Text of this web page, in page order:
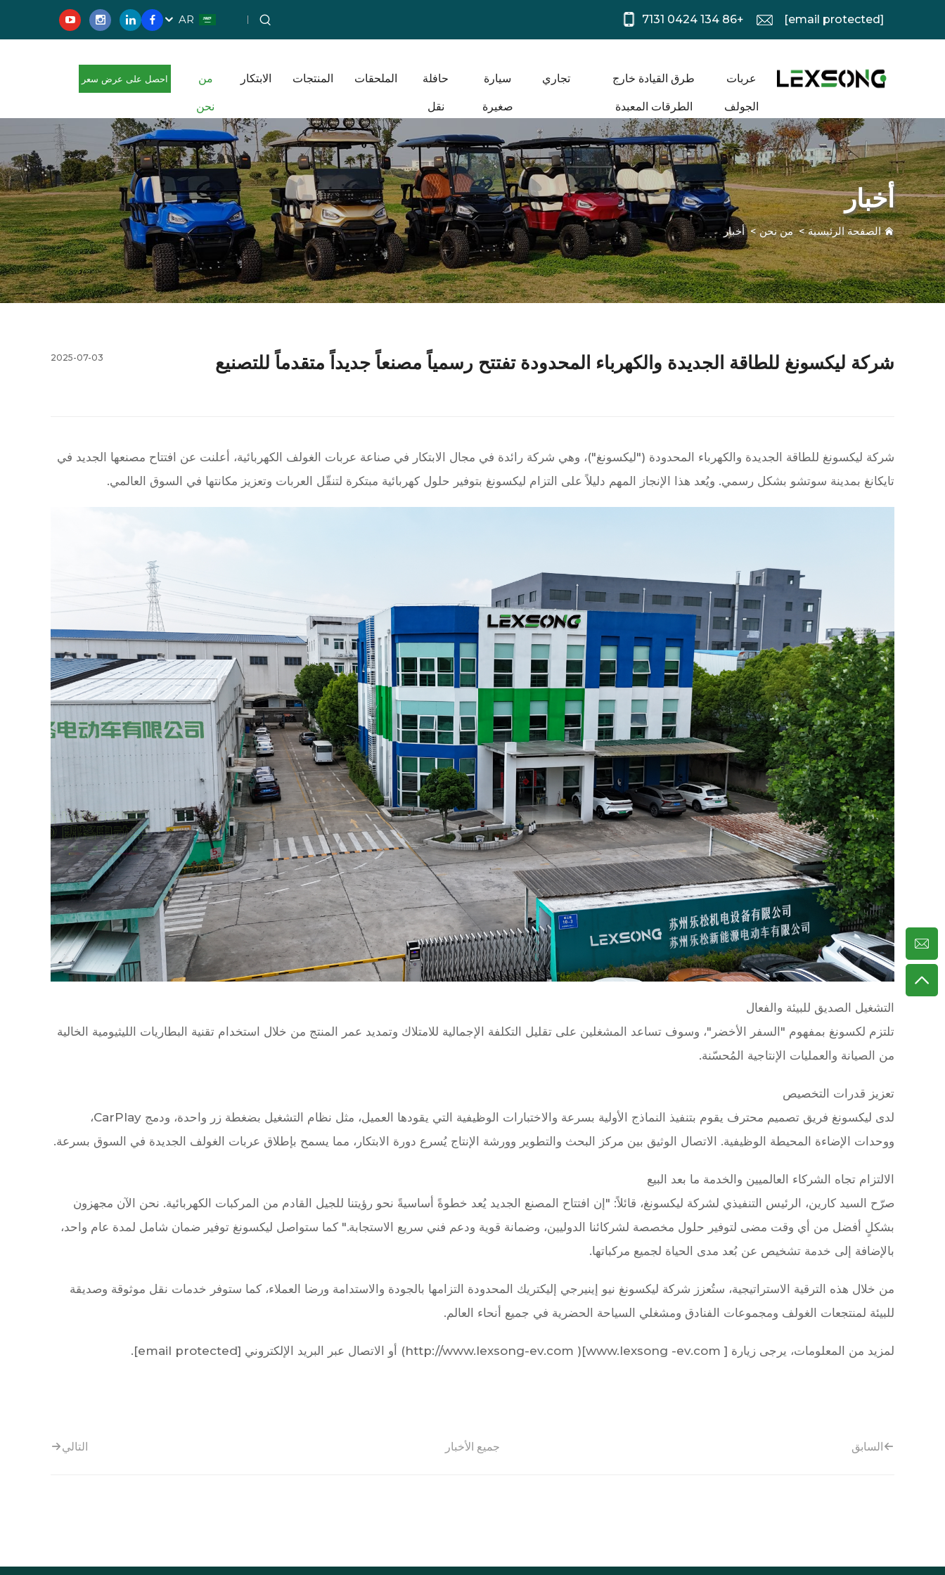
[email protected]
+86 134 0424 7131
AR
عربات
الجولف
طرق القيادة خارج
الطرقات المعبدة
تجاري سيارة
صغيرة
حافلة
نقل
الملحقات المنتجات الابتكار من
نحن
احصل على عرض سعر
أخبار
الصفحة الرئيسية>من نحن>أخبار
شركة ليكسونغ للطاقة الجديدة والكهرباء المحدودة تفتتح رسمياً مصنعاً جديداً متقدماً للتصنيع 2025-07-03
شركة ليكسونغ للطاقة الجديدة والكهرباء المحدودة ("ليكسونغ")، وهي شركة رائدة في مجال الابتكار في صناعة عربات الغولف الكهربائية، أعلنت عن افتتاح مصنعها الجديد في
تايكانغ بمدينة سوتشو بشكل رسمي. ويُعد هذا الإنجاز المهم دليلاً على التزام ليكسونغ بتوفير حلول كهربائية مبتكرة لتنقّل العربات وتعزيز مكانتها في السوق العالمي.
التشغيل الصديق للبيئة والفعال
تلتزم لكسونغ بمفهوم "السفر الأخضر"، وسوف تساعد المشغلين على تقليل التكلفة الإجمالية للامتلاك وتمديد عمر المنتج من خلال استخدام تقنية البطاريات الليثيومية الخالية
من الصيانة والعمليات الإنتاجية المُحسّنة.
تعزيز قدرات التخصيص
لدى ليكسونغ فريق تصميم محترف يقوم بتنفيذ النماذج الأولية بسرعة والاختبارات الوظيفية التي يقودها العميل، مثل نظام التشغيل بضغطة زر واحدة، ودمج CarPlay،
ووحدات الإضاءة المحيطة الوظيفية. الاتصال الوثيق بين مركز البحث والتطوير وورشة الإنتاج يُسرع دورة الابتكار، مما يسمح بإطلاق عربات الغولف الجديدة في السوق بسرعة.
الالتزام تجاه الشركاء العالميين والخدمة ما بعد البيع
صرّح السيد كارين، الرئيس التنفيذي لشركة ليكسونغ، قائلاً: "إن افتتاح المصنع الجديد يُعد خطوةً أساسيةً نحو رؤيتنا للجيل القادم من المركبات الكهربائية. نحن الآن مجهزون
بشكلٍ أفضل من أي وقت مضى لتوفير حلول مخصصة لشركائنا الدوليين، وضمانة قوية ودعم فني سريع الاستجابة." كما ستواصل ليكسونغ توفير ضمان شامل لمدة عام واحد،
بالإضافة إلى خدمة تشخيص عن بُعد مدى الحياة لجميع مركباتها.
من خلال هذه الترقية الاستراتيجية، ستُعزز شركة ليكسونغ نيو إينيرجي إليكتريك المحدودة التزامها بالجودة والاستدامة ورضا العملاء، كما ستوفر خدمات نقل موثوقة وصديقة
للبيئة لمنتجعات الغولف ومجموعات الفنادق ومشغلي السياحة الحضرية في جميع أنحاء العالم.
لمزيد من المعلومات، يرجى زيارة [ www.lexsong -ev.com](
http://www.lexsong-ev.com) أو الاتصال عبر البريد الإلكتروني [email protected]
.
السابق جميع الأخبار التالي